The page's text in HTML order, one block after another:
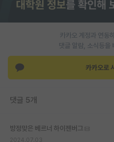
카카오 계정과 연동
댓글 알람, 소식등을
카카오로
댓글 5개
방정맞은 베르너 하이젠버그